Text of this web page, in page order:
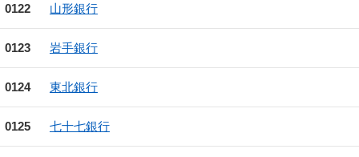
0122 山形銀行
0123 岩手銀行
0124 東北銀行
0125 七十七銀行